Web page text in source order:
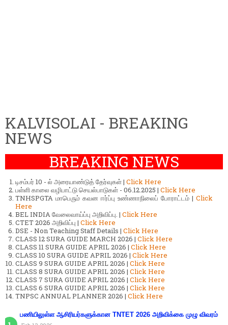
KALVISOLAI - BREAKING
NEWS
BREAKING NEWS
டிசம்பர் 10 - ல் அரையாண்டுத் தேர்வுகள் | Click Here
பள்ளி காலை வழிபாட்டு செயல்பாடுகள் - 06.12.2025 | Click Here
TNHSPGTA மாபெரும் கவன ஈர்ப்பு உண்ணாநிலைப் போராட்டம் | Click
Here
BEL INDIA வேலைவாய்ப்பு அறிவிப்பு. | Click Here
CTET 2026 அறிவிப்பு | Click Here
DSE - Non Teaching Staff Details | Click Here
CLASS 12 SURA GUIDE MARCH 2026 | Click Here
CLASS 11 SURA GUIDE APRIL 2026 | Click Here
CLASS 10 SURA GUIDE APRIL 2026 | Click Here
CLASS 9 SURA GUIDE APRIL 2026 | Click Here
CLASS 8 SURA GUIDE APRIL 2026 | Click Here
CLASS 7 SURA GUIDE APRIL 2026 | Click Here
CLASS 6 SURA GUIDE APRIL 2026 | Click Here
TNPSC ANNUAL PLANNER 2026 | Click Here
பணியிலுள்ள ஆசிரியர்களுக்கான TNTET 2026 அறிவிக்கை முழு விவரம்